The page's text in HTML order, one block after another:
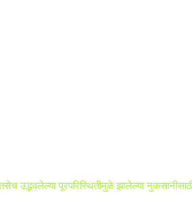
उद्भवलेल्या पूरपरिस्थितीमुळे झालेल्या